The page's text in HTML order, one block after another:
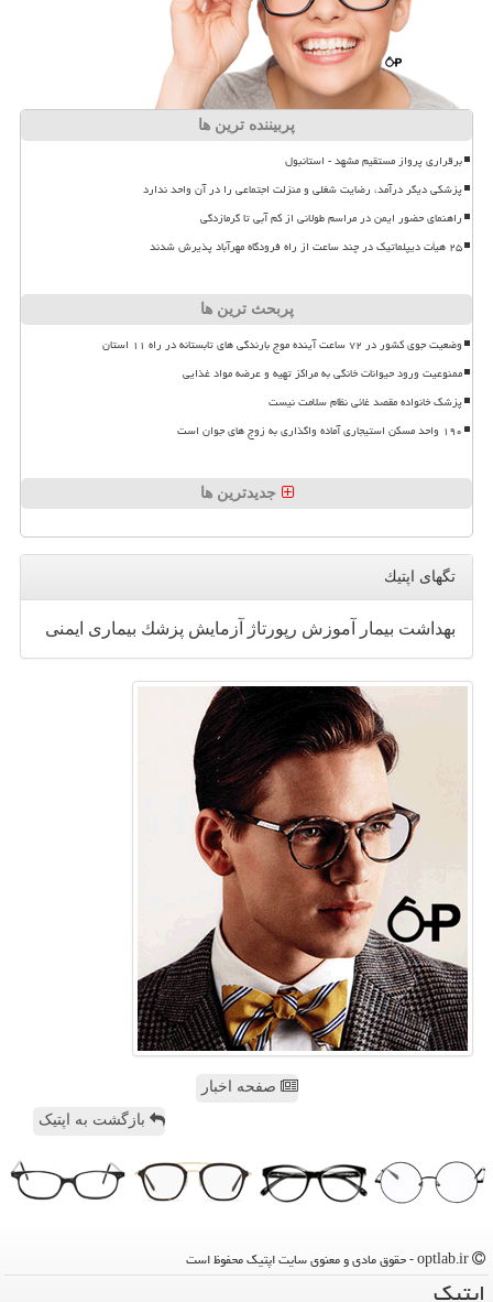
پربیننده ترین ها
برقراری پرواز مستقیم مشهد - استانبول
پزشکی دیگر درآمد، رضایت شغلی و منزلت اجتماعی را در آن واحد ندارد
راهنمای حضور ایمن در مراسم طولانی از کم آبی تا گرمازدگی
۲۵ هیأت دیپلماتیک در چند ساعت از راه فرودگاه مهرآباد پذیرش شدند
پربحث ترین ها
وضعیت جوی کشور در ۷۲ ساعت آینده موج بارندگی های تابستانه در راه ۱۱ استان
ممنوعیت ورود حیوانات خانگی به مراکز تهیه و عرضه مواد غذایی
پزشک خانواده مقصد غائی نظام سلامت نیست
۱۹۰ واحد مسکن استیجاری آماده واگذاری به زوج های جوان است
جدیدترین ها
تگهای اپتیك
بهداشت بیمار آموزش رپورتاژ آزمایش پزشك بیماری ایمنی
صفحه اخبار
بازگشت به اپتیک
اپتیك